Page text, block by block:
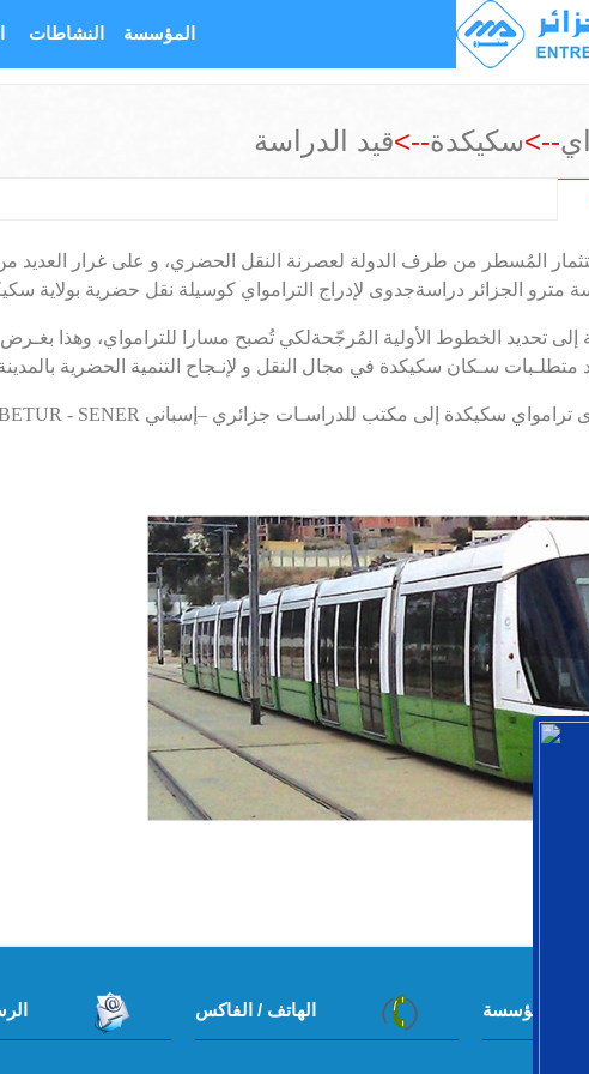
النشاطات المؤسسة
-->سكيكدة-->قيد الدراسة
المُسطر من طرف الدولة لعصرنة النقل الحضري، و على غرار العديد
إلى تحديد الخطوط الأولية المُرجّحةلكي تُصبح مسارا للترامواي، وهذا بغـرض
سكيكدة إلى مكتب للدراسـات جزائري –إسباني - SENER
المؤسسة الهاتف / الفاكس